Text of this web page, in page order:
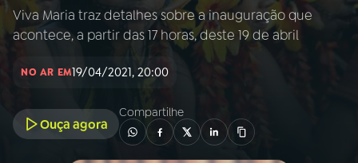
01INÍCIO
PROGRAMAÇÃO
Viva Maria traz detalhes sobre a inauguração que
acontece, a partir das 17 horas, deste 19 de abril
NO AR EM19/04/2021, 20:00
Ouça agora
Compartilhe